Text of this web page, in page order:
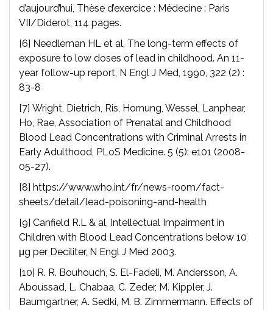
d’aujourd’hui, Thèse d’exercice : Médecine : Paris
VII/Diderot, 114 pages.
[6] Needleman HL et al, The long-term effects of
exposure to low doses of lead in childhood. An 11-
year follow-up report, N Engl J Med, 1990, 322 (2) :
83-8
[7] Wright, Dietrich, Ris, Hornung, Wessel, Lanphear,
Ho, Rae, Association of Prenatal and Childhood
Blood Lead Concentrations with Criminal Arrests in
Early Adulthood, PLoS Medicine. 5 (5): e101 (2008-
05-27).
[8] https://www.who.int/fr/news-room/fact-
sheets/detail/lead-poisoning-and-health
[9] Canfield R.L & al, Intellectual Impairment in
Children with Blood Lead Concentrations below 10
μg per Deciliter, N Engl J Med 2003.
[10] R. R. Bouhouch, S. El-Fadeli, M. Andersson, A.
Aboussad, L. Chabaa, C. Zeder, M. Kippler, J.
Baumgartner, A. Sedki, M. B. Zimmermann. Effects of